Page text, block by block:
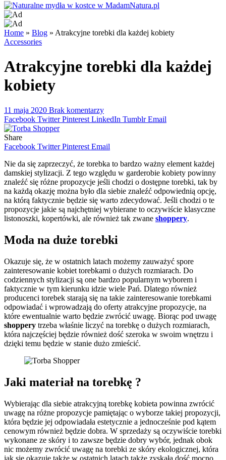
Home » Blog » Atrakcyjne torebki dla każdej kobiety
Accessories
Atrakcyjne torebki dla każdej
kobiety
11 maja 2020 Brak komentarzy
Facebook Twitter Pinterest LinkedIn Tumblr Email
Share
Facebook Twitter Pinterest Email
Nie da się zaprzeczyć, że torebka to bardzo ważny element każdej
damskiej stylizacji. Z tego względu w garderobie kobiety powinny
znaleźć się różne propozycje jeśli chodzi o dostępne torebki, tak by
na każdą okazję można było dla siebie znaleźć odpowiednią opcję,
na którą faktycznie będzie się warto zdecydować. Jeśli chodzi o te
propozycje jakie są najchętniej wybierane to oczywiście klasyczne
listonoszki, kopertówki, ale również tak zwane shoppery.
Moda na duże torebki
Okazuje się, że w ostatnich latach możemy zauważyć spore
zainteresowanie kobiet torebkami o dużych rozmiarach. Do
codziennych stylizacji są one bardzo popularnym wyborem i
faktycznie w tym kierunku idzie wiele Pań. Dlatego również
producenci torebek starają się na takie zainteresowanie torebkami
odpowiadać i wprowadzają do oferty atrakcyjne propozycje, na
które ewentualnie warto będzie zwrócić uwagę. Biorąc pod uwagę
shoppery trzeba właśnie liczyć na torebkę o dużych rozmiarach,
która najczęściej będzie również dość szeroka w swoim wnętrzu i
dzięki temu będzie w stanie dużo zmieścić.
Jaki materiał na torebkę ?
Wybierając dla siebie atrakcyjną torebkę kobieta powinna zwrócić
uwagę na różne propozycje pamiętając o wyborze takiej propozycji,
która będzie jej odpowiadała estetycznie a jednocześnie pod kątem
cenowym również będzie dobra. W sprzedaży są oczywiście torebki
wykonane ze skóry i to zawsze będzie dobry wybór, jednak obok
nic możemy zwrócić uwagę na torebki ze skóry ekologicznej, która
jak się okazuje także w ostatnich latach także zyskała dość mocno